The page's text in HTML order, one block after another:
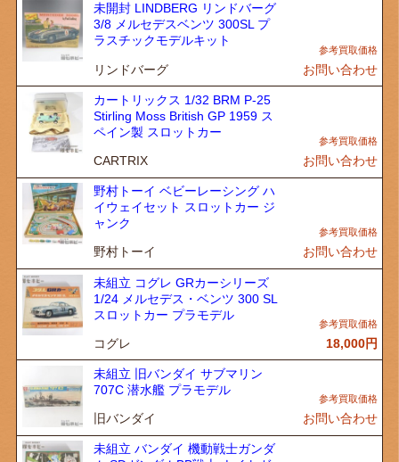
未開封 LINDBERG リンドバーグ
3/8 メルセデスベンツ 300SL プ
ラスチックモデルキット
リンドバーグ お問い合わせ
カートリックス 1/32 BRM P-25
Stirling Moss British GP 1959 ス
ペイン製 スロットカー
CARTRIX お問い合わせ
野村トーイ ベビーレーシング ハ
イウェイセット スロットカー ジ
ャンク
野村トーイ お問い合わせ
未組立 コグレ GRカーシリーズ
1/24 メルセデス・ベンツ 300 SL
スロットカー プラモデル
コグレ 18,000円
未組立 旧バンダイ サブマリン
707C 潜水艦 プラモデル
旧バンダイ お問い合わせ
未組立 バンダイ 機動戦士ガンダ